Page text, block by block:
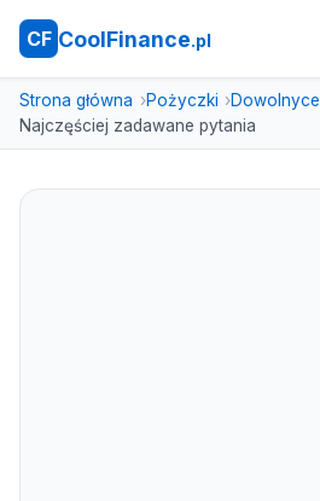
CF CoolFinance.pl
Strona główna Pożyczki
Dowolnycel
Najczęściej zadawane pytania